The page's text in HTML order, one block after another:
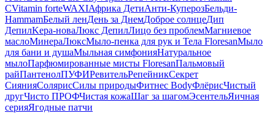
CVitamin forteWAXIАфрика ДетиАнти-КуперозБельди-
HammamБелый ленДень за ДнемДоброе солнцеДип
ДепилKepa-новаЛюкс ДепилЛицо без проблемМагниевое
маслоМинераЛюксМыло-пенка для рук и Тела FloresanМыло
для бани и душаМыльная симфонияНатуральное
мылоПарфюмированные мисты FloresanПальмовый
райПантенолПУФИРевительРепейникСекрет
СиянияСолярисСилы природыФитнес BodyФлёрисЧистый
другЧисто ПРОФЧистая кожаШаг за шагомЭсентельЯичная
серияЯгодные патчи